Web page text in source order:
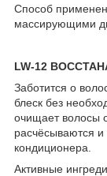
Способ
массирующими
LW-12
Заботится о
блеск без
очищает волосы
расчёсываются
кондиционера.
Активные